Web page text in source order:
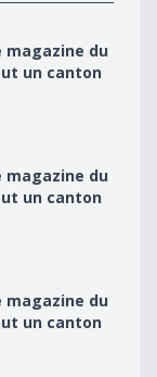
canton
magazine du
un canton
un canton
magazine du
un canton
un canton
magazine du
un canton